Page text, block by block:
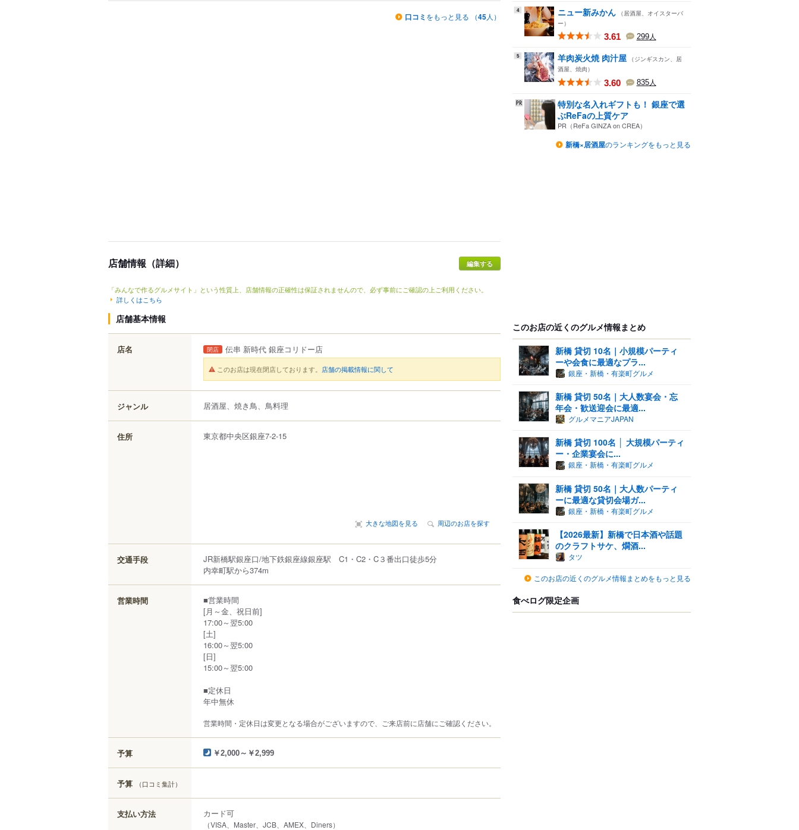
口コミ をもっと見る （45人）
店舗情報（詳細） 編集する
「みんなで作るグルメサイト」という性質上、店舗情報の正確性は保証されませんので、必ず事前にご確認の上ご利用ください。
詳しくはこちら
店舗基本情報
店名 閉店 伝串 新時代 銀座コリドー店
このお店は現在閉店しております。 店舗の掲載情報に関して
ジャンル 居酒屋、焼き鳥、鳥料理
住所 東京都中央区銀座7-2-15
大きな地図を見る 周辺のお店を探す
交通手段
JR新橋駅銀座口/地下鉄銀座線銀座駅 C1・C2・C３番出口徒歩5分
内幸町駅から374m
営業時間
■営業時間
[月～金、祝日前]
17:00～翌5:00
[土]
16:00～翌5:00
[日]
15:00～翌5:00
■定休日
年中無休
営業時間・定休日は変更となる場合がございますので、ご来店前に店舗にご確認ください。
予算 ￥2,000～￥2,999
予算 （口コミ集計）
支払い方法 カード可
（VISA、Master、JCB、AMEX、Diners）
4 ニュー新みかん （居酒屋、オイスターバ
ー）
3.61 299人
5 羊肉炭火焼 肉汁屋 （ジンギスカン、居
酒屋、焼肉）
3.60 835人
特別な名入れギフトも！ 銀座で選
ぶReFaの上質ケア
PR（ReFa GINZA on CREA）
新橋×居酒屋のランキングをもっと見る
このお店の近くのグルメ情報まとめ
新橋 貸切 10名｜小規模パーティ
ーや会食に最適なプラ...
銀座・新橋・有楽町グルメ
新橋 貸切 50名｜大人数宴会・忘
年会・歓送迎会に最適...
グルメマニアJAPAN
新橋 貸切 100名 │ 大規模パーティ
ー・企業宴会に...
銀座・新橋・有楽町グルメ
新橋 貸切 50名｜大人数パーティ
ーに最適な貸切会場ガ...
銀座・新橋・有楽町グルメ
【2026最新】新橋で日本酒や話題
のクラフトサケ、燗酒...
タツ
このお店の近くのグルメ情報まとめをもっと見る
食べログ限定企画